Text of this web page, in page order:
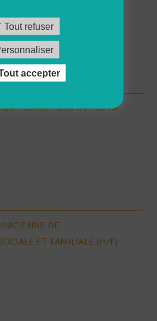
ADMR Papeterie (H/F)
ADMR Hauts d'Essonne
DE
ET FAMILIALE (H/F)
Tout refuser
accepter